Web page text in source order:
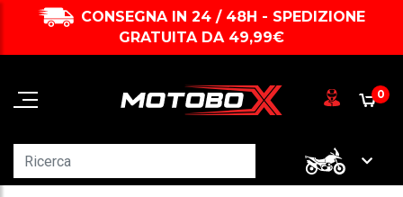
CONSEGNA IN 24 / 48H - SPEDIZIONE
GRATUITA DA 49,99€
0